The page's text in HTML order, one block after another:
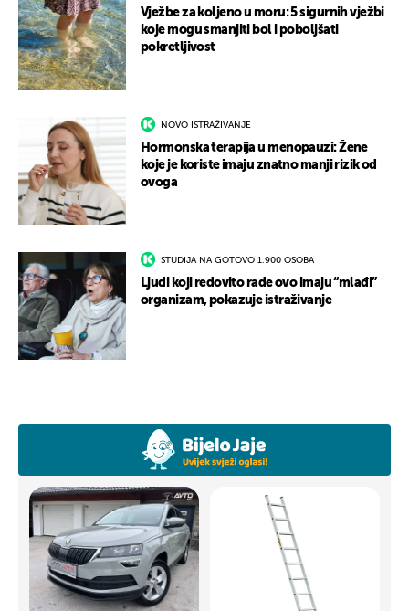
Vježbe za koljeno u moru: 5 sigurnih vježbi
koje mogu smanjiti bol i poboljšati
pokretljivost
NOVO ISTRAŽIVANJE
Hormonska terapija u menopauzi: Žene
koje je koriste imaju znatno manji rizik od
ovoga
STUDIJA NA GOTOVO 1.900 OSOBA
Ljudi koji redovito rade ovo imaju “mlađi”
organizam, pokazuje istraživanje